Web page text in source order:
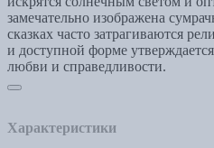
замечательно изображена
сказках часто затрагиваются
и доступной форме
любви и справедливости.
Характеристики